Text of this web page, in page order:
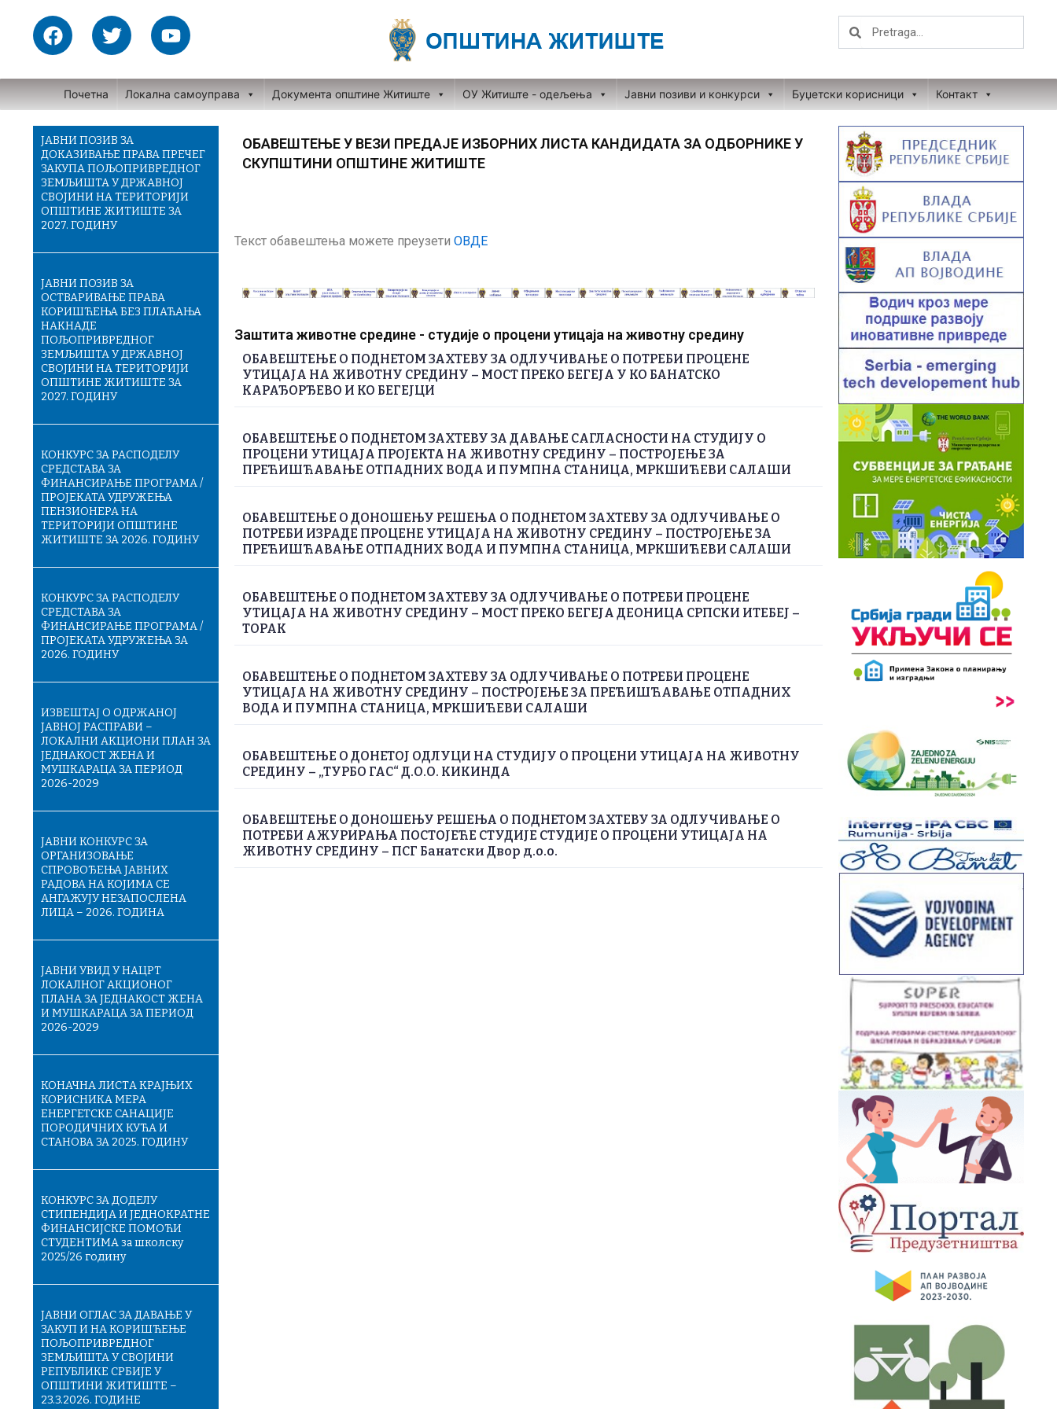
content
F
a
e
b
o
o
k
T
w
t
t
e
r
Y
o
t
u
b
Search
Почетна Локална самоуправа Документа општине Житиште ОУ Житиште - одељења Јавни позиви и конкурси Буџетски корисници Контакт
ЈАВНИ ПОЗИВ ЗА
ДОКАЗИВАЊЕ ПРАВА ПРЕЧЕГ
ЗАКУПА ПОЉОПРИВРЕДНОГ
ЗЕМЉИШТА У ДРЖАВНОЈ
СВОЈИНИ НА ТЕРИТОРИЈИ
ОПШТИНЕ ЖИТИШТЕ ЗА
2027. ГОДИНУ
ЈАВНИ ПОЗИВ ЗА
ОСТВАРИВАЊЕ ПРАВА
КОРИШЋЕЊА БЕЗ ПЛАЋАЊА
НАКНАДЕ
ПОЉОПРИВРЕДНОГ
ЗЕМЉИШТА У ДРЖАВНОЈ
СВОЈИНИ НА ТЕРИТОРИЈИ
ОПШТИНЕ ЖИТИШТЕ ЗА
2027. ГОДИНУ
КОНКУРС ЗА РАСПОДЕЛУ
СРЕДСТАВА ЗА
ФИНАНСИРАЊЕ ПРОГРАМА /
ПРОЈЕКАТА УДРУЖЕЊА
ПЕНЗИОНЕРА НА
ТЕРИТОРИЈИ ОПШТИНЕ
ЖИТИШТЕ ЗА 2026. ГОДИНУ
КОНКУРС ЗА РАСПОДЕЛУ
СРЕДСТАВА ЗА
ФИНАНСИРАЊЕ ПРОГРАМА /
ПРОЈЕКАТА УДРУЖЕЊА ЗА
2026. ГОДИНУ
ИЗВЕШТАЈ О ОДРЖАНОЈ
ЈАВНОЈ РАСПРАВИ –
ЛОКАЛНИ АКЦИОНИ ПЛАН ЗА
ЈЕДНАКОСТ ЖЕНА И
МУШКАРАЦА ЗА ПЕРИОД
2026-2029
ЈАВНИ КОНКУРС ЗА
ОРГАНИЗОВАЊЕ
СПРОВОЂЕЊА ЈАВНИХ
РАДОВА НА КОЈИМА СЕ
АНГАЖУЈУ НЕЗАПОСЛЕНА
ЛИЦА – 2026. ГОДИНА
ЈАВНИ УВИД У НАЦРТ
ЛОКАЛНОГ АКЦИОНОГ
ПЛАНА ЗА ЈЕДНАКОСТ ЖЕНА
И МУШКАРАЦА ЗА ПЕРИОД
2026-2029
КОНАЧНA ЛИСТA КРАЈЊИХ
КОРИСНИКА МЕРА
ЕНЕРГЕТСКЕ САНАЦИЈЕ
ПОРОДИЧНИХ КУЋА И
СТАНОВА ЗА 2025. ГОДИНУ
КОНКУРС ЗА ДОДЕЛУ
СТИПЕНДИЈА И ЈЕДНОКРАТНЕ
ФИНАНСИЈСКЕ ПОМОЋИ
СТУДЕНТИМА за школску
2025/26 годину
ЈАВНИ ОГЛАС ЗА ДАВАЊЕ У
ЗАКУП И НА КОРИШЋЕЊЕ
ПОЉОПРИВРЕДНОГ
ЗЕМЉИШТА У СВОЈИНИ
РЕПУБЛИКЕ СРБИЈЕ У
ОПШТИНИ ЖИТИШТЕ –
23.3.2026. ГОДИНЕ
ОБАВЕШТЕЊЕ У ВЕЗИ ПРЕДАЈЕ ИЗБОРНИХ ЛИСТА КАНДИДАТА ЗА ОДБОРНИКЕ У
СКУПШТИНИ ОПШТИНЕ ЖИТИШТЕ
Текст обавештења можете преузети ОВДЕ
Заштита животне средине - студије о процени утицаја на животну средину
ОБАВЕШТЕЊЕ О ПОДНЕТОМ ЗАХТЕВУ ЗА ОДЛУЧИВАЊЕ О ПОТРЕБИ ПРОЦЕНЕ
УТИЦАЈА НА ЖИВОТНУ СРЕДИНУ – МОСТ ПРЕКО БЕГЕЈА У КО БАНАТСКО
КАРАЂОРЂЕВО И КО БЕГЕЈЦИ
ОБАВЕШТЕЊЕ О ПОДНЕТОМ ЗАХТЕВУ ЗА ДАВАЊЕ САГЛАСНОСТИ НА СТУДИЈУ О
ПРОЦЕНИ УТИЦАЈА ПРОЈЕКТА НА ЖИВОТНУ СРЕДИНУ – ПОСТРОЈЕЊЕ ЗА
ПРЕЋИШЋАВАЊЕ ОТПАДНИХ ВОДА И ПУМПНА СТАНИЦА, МРКШИЋЕВИ САЛАШИ
ОБАВЕШТЕЊЕ О ДОНОШЕЊУ РЕШЕЊА О ПОДНЕТОМ ЗАХТЕВУ ЗА ОДЛУЧИВАЊЕ О
ПОТРЕБИ ИЗРАДЕ ПРОЦЕНЕ УТИЦАЈА НА ЖИВОТНУ СРЕДИНУ – ПОСТРОЈЕЊЕ ЗА
ПРЕЋИШЋАВАЊЕ ОТПАДНИХ ВОДА И ПУМПНА СТАНИЦА, МРКШИЋЕВИ САЛАШИ
ОБАВЕШТЕЊЕ О ПОДНЕТОМ ЗАХТЕВУ ЗА ОДЛУЧИВАЊЕ О ПОТРЕБИ ПРОЦЕНЕ
УТИЦАЈА НА ЖИВОТНУ СРЕДИНУ – МОСТ ПРЕКО БЕГЕЈА ДЕОНИЦА СРПСКИ ИТЕБЕЈ –
ТОРАК
ОБАВЕШТЕЊЕ О ПОДНЕТОМ ЗАХТЕВУ ЗА ОДЛУЧИВАЊЕ О ПОТРЕБИ ПРОЦЕНЕ
УТИЦАЈА НА ЖИВОТНУ СРЕДИНУ – ПОСТРОЈЕЊЕ ЗА ПРЕЋИШЋАВАЊЕ ОТПАДНИХ
ВОДА И ПУМПНА СТАНИЦА, МРКШИЋЕВИ САЛАШИ
ОБАВЕШТЕЊЕ О ДОНЕТОЈ ОДЛУЦИ НА СТУДИЈУ О ПРОЦЕНИ УТИЦАЈА НА ЖИВОТНУ
СРЕДИНУ – „ТУРБО ГАС“ Д.О.О. КИКИНДА
ОБАВЕШТЕЊЕ О ДОНОШЕЊУ РЕШЕЊА О ПОДНЕТОМ ЗАХТЕВУ ЗА ОДЛУЧИВАЊЕ О
ПОТРЕБИ АЖУРИРАЊА ПОСТОЈЕЋЕ СТУДИЈЕ СТУДИЈЕ О ПРОЦЕНИ УТИЦАЈА НА
ЖИВОТНУ СРЕДИНУ – ПСГ Банатски Двор д.о.о.